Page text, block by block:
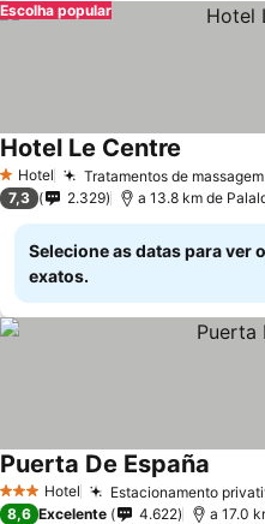
Escolha popular
1 Estrelas
Hotel Tratamentos de
Hotel Le Centre
7,3 2.329 a 13.8 km de
Selecione as datas para ver
exatos.
3 EstrelasHotel Estacionamento
Puerta De España
8,6 Excelente 4.622 a 17.0